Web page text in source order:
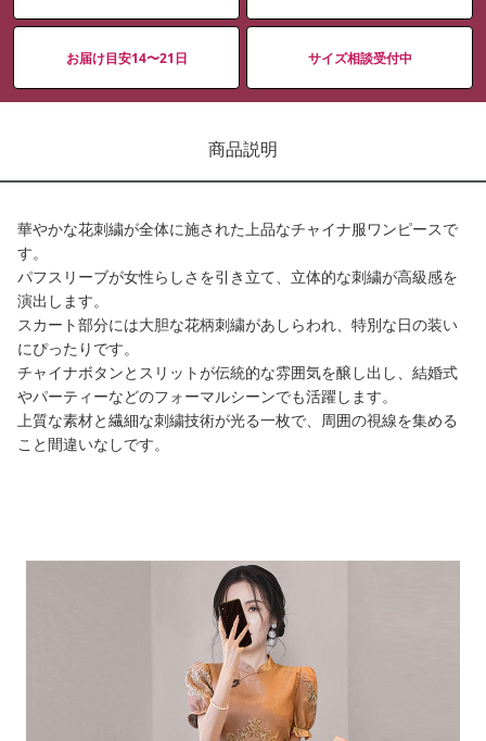
お届け目安14〜21日 サイズ相談受付中
商品説明
華やかな花刺繍が全体に施された上品なチャイナ服ワンピースで
す。
パフスリーブが女性らしさを引き立て、立体的な刺繍が高級感を
演出します。
スカート部分には大胆な花柄刺繍があしらわれ、特別な日の装い
にぴったりです。
チャイナボタンとスリットが伝統的な雰囲気を醸し出し、結婚式
やパーティーなどのフォーマルシーンでも活躍します。
上質な素材と繊細な刺繍技術が光る一枚で、周囲の視線を集める
こと間違いなしです。